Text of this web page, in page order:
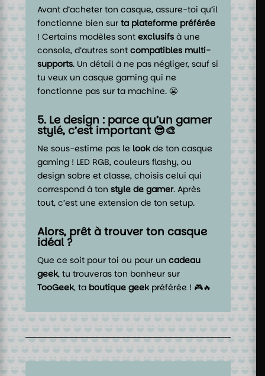
Avant d’acheter ton casque, assure-toi qu’il
fonctionne bien surta plateforme préférée
! Certains modèles sontexclusifs à une
console, d’autres sontcompatibles multi-
supports. Un détail à ne pas négliger, sauf si
tu veux un casque gaming qui ne
fonctionne pas sur ta machine. 😬
5. Le design : parce qu’un gamer
stylé, c’est important 😎🎨
Ne sous-estime pas le look de ton casque
gaming ! LED RGB, couleurs flashy, ou
design sobre et classe, choisis celui qui
correspond à tonstyle de gamer. Après
tout, c’est une extension de ton setup.
Alors, prêt à trouver ton casque
idéal ?
Que ce soit pour toi ou pour uncadeau
geek, tu trouveras ton bonheur sur
TooGeek, ta boutique geek préférée ! 🎮🔥